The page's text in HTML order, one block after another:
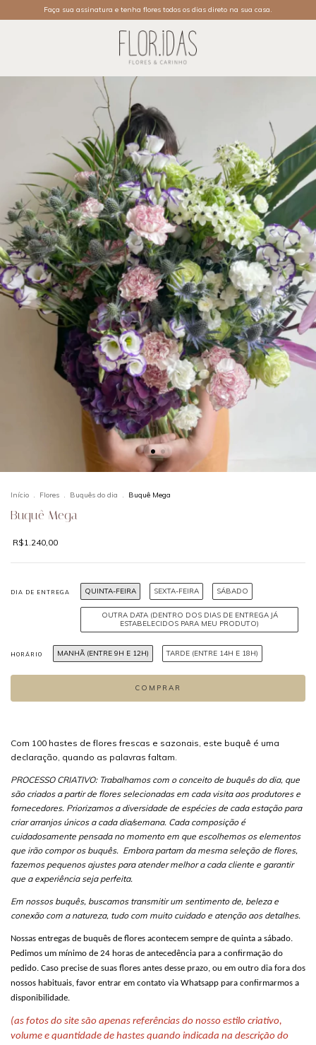
Faça sua assinatura e tenha flores todos os dias direto na sua casa.
Início . Flores . Buquês do dia . Buquê Mega
Buquê Mega
R$1.240,00
DIA DE ENTREGA QUINTA-FEIRA SEXTA-FEIRA SÁBADO
OUTRA DATA (DENTRO DOS DIAS DE ENTREGA JÁ
ESTABELECIDOS PARA MEU PRODUTO)
HORÁRIO MANHÃ (ENTRE 9H E 12H) TARDE (ENTRE 14H E 18H)
Com 100 hastes de flores frescas e sazonais, este buquê é uma
declaração, quando as palavras faltam.
PROCESSO CRIATIVO: Trabalhamos com o conceito de buquês do dia, que
são criados a partir de flores selecionadas em cada visita aos produtores e
fornecedores. Priorizamos a diversidade de espécies de cada estação para
criar arranjos únicos a cada dia/semana. Cada composição é
cuidadosamente pensada no momento em que escolhemos os elementos
que irão compor os buquês. Embora partam da mesma seleção de flores,
fazemos pequenos ajustes para atender melhor a cada cliente e garantir
que a experiência seja perfeita.
Em nossos buquês, buscamos transmitir um sentimento de, beleza e
conexão com a natureza, tudo com muito cuidado e atenção aos detalhes.
Nossas entregas de buquês de flores acontecem sempre de quinta a sábado. ​
Pedimos um mínimo de 24 horas de antecedência para a confirmação do
pedido. Caso precise de suas flores antes desse prazo, ou em outro dia fora dos
nossos habituais, favor entrar em contato via Whatsapp para confirmarmos a
disponibilidade.
(as fotos do site são apenas referências do nosso estilo criativo,
volume e quantidade de hastes quando indicada na descrição do